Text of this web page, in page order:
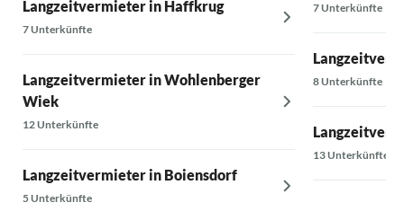
Langzeitvermieter in Haffkrug
7 Unterkünfte
Langzeitvermieter in Wohlenberger
Wiek
12 Unterkünfte
Langzeitvermieter in Boiensdorf
5 Unterkünfte
7 Unterkünfte
8 Unterkünfte
13 Unterkünfte